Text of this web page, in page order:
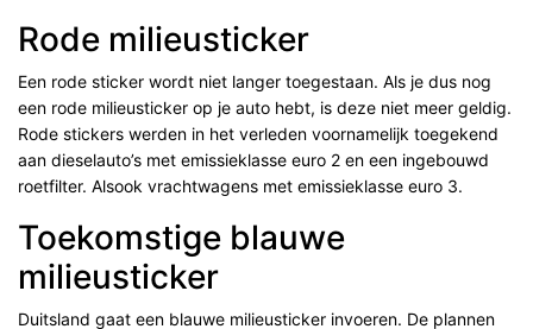
Rode milieusticker
Een rode sticker wordt niet langer toegestaan. Als je dus nog
een rode milieusticker op je auto hebt, is deze niet meer geldig.
Rode stickers werden in het verleden voornamelijk toegekend
aan dieselauto’s met emissieklasse euro 2 en een ingebouwd
roetfilter. Alsook vrachtwagens met emissieklasse euro 3.
Toekomstige blauwe
milieusticker
Duitsland gaat een blauwe milieusticker invoeren. De plannen